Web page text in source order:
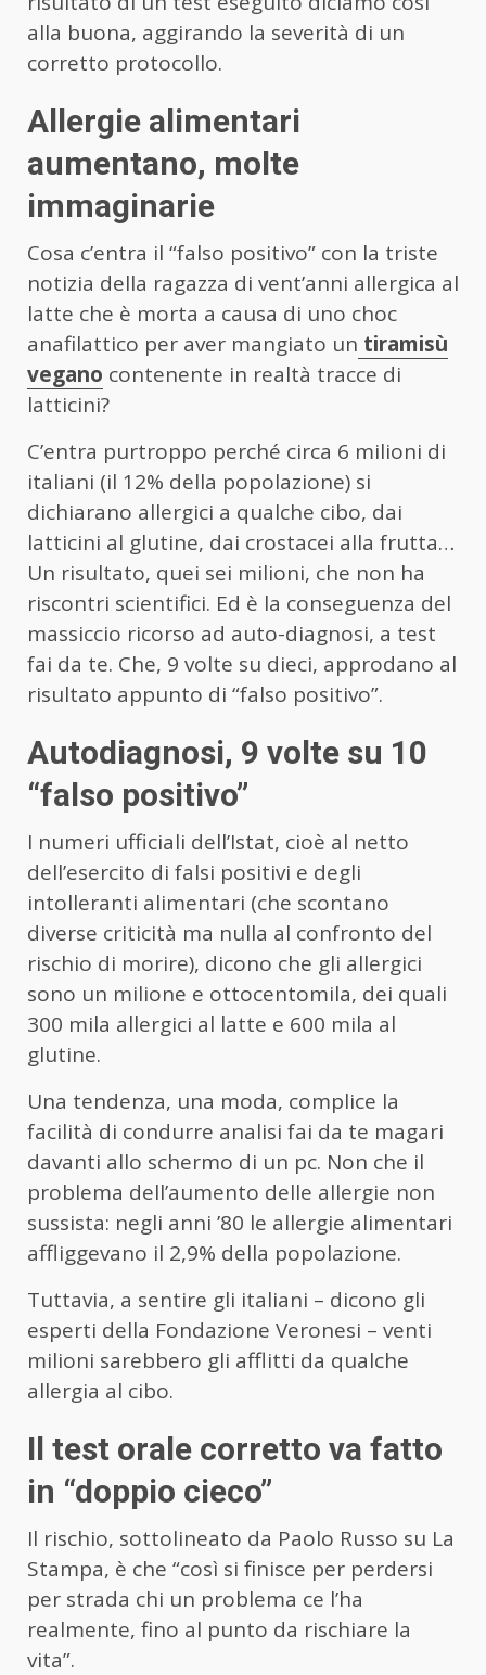
alla buona, aggirando la severità di un
corretto protocollo.
Allergie alimentari
aumentano, molte
immaginarie
Cosa c’entra il “falso positivo” con la triste
notizia della ragazza di vent’anni allergica al
latte che è morta a causa di uno choc
anafilattico per aver mangiato un tiramisù
vegano contenente in realtà tracce di
latticini?
C’entra purtroppo perché circa 6 milioni di
italiani (il 12% della popolazione) si
dichiarano allergici a qualche cibo, dai
latticini al glutine, dai crostacei alla frutta…
Un risultato, quei sei milioni, che non ha
riscontri scientifici. Ed è la conseguenza del
massiccio ricorso ad auto-diagnosi, a test
fai da te. Che, 9 volte su dieci, approdano al
risultato appunto di “falso positivo”.
Autodiagnosi, 9 volte su 10
“falso positivo”
I numeri ufficiali dell’Istat, cioè al netto
dell’esercito di falsi positivi e degli
intolleranti alimentari (che scontano
diverse criticità ma nulla al confronto del
rischio di morire), dicono che gli allergici
sono un milione e ottocentomila, dei quali
300 mila allergici al latte e 600 mila al
glutine.
Una tendenza, una moda, complice la
facilità di condurre analisi fai da te magari
davanti allo schermo di un pc. Non che il
problema dell’aumento delle allergie non
sussista: negli anni ’80 le allergie alimentari
affliggevano il 2,9% della popolazione.
Tuttavia, a sentire gli italiani – dicono gli
esperti della Fondazione Veronesi – venti
milioni sarebbero gli afflitti da qualche
allergia al cibo.
Il test orale corretto va fatto
in “doppio cieco”
Il rischio, sottolineato da Paolo Russo su La
Stampa, è che “così si finisce per perdersi
per strada chi un problema ce l’ha
realmente, fino al punto da rischiare la
vita”.